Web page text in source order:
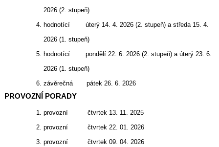
2026 (2. stupeň)
hodnotící
úterý 14. 4. 2026 (2. stupeň) a středa 15. 4.
2026 (1. stupeň)
hodnotící
pondělí 22. 6. 2026 (2. stupeň) a úterý 23. 6.
2026 (1. stupeň)
závěrečná
pátek 26. 6. 2026
PROVOZNÍ PORADY
provozní
čtvrtek 13. 11. 2025
provozní
čtvrtek 22. 01. 2026
provozní
čtvrtek 09. 04. 2026